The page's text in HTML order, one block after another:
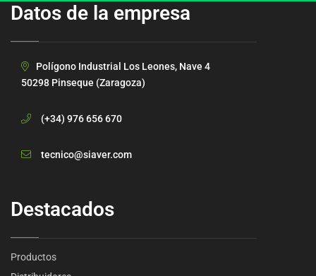
Datos de la empresa
Polígono Industrial Los Leones, Nave 4
50298 Pinseque (Zaragoza)
(+34) 976 656 670
tecnico@siaver.com
Destacados
Productos